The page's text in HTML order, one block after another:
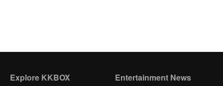
Explore KKBOX Entertainment News